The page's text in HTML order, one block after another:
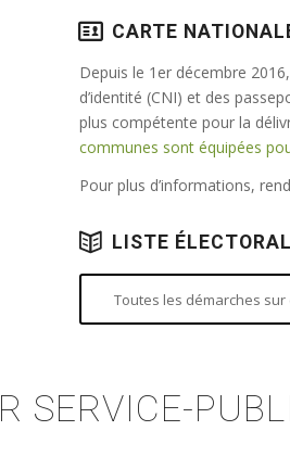
CARTE
Depuis le 1er décembre
d’identité (CNI) et des
plus compétente pour la
communes sont équipées
Pour plus d’informations,
LISTE
Toutes les démarches
SERVICE-